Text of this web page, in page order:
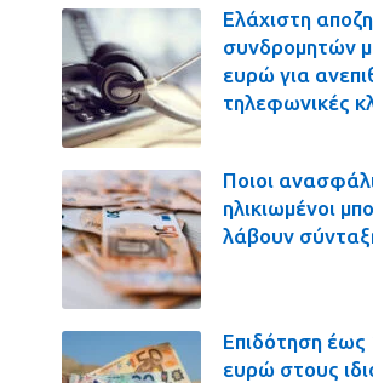
Ελάχιστη
συνδρομητών
ευρώ για
τηλεφωνικές
Ποιοι
ηλικιωμένοι
λάβουν
Επιδότηση έως
ευρώ στους